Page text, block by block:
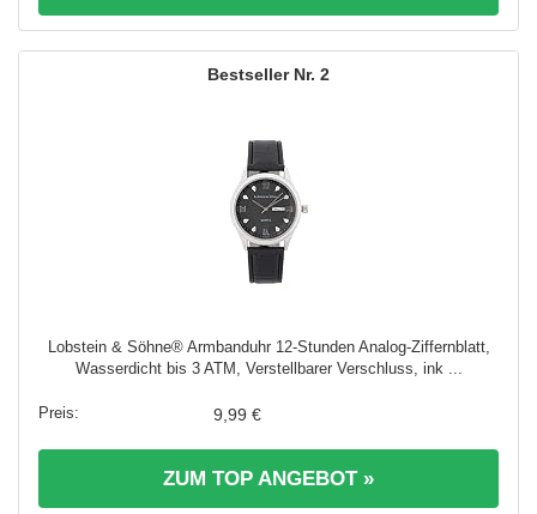
2
Lobstein & Söhne® Armbanduhr 12-Stunden Analog-Ziffernblatt,
Wasserdicht bis 3 ATM, Verstellbarer Verschluss, ink ...
9,99 €
ZUM TOP ANGEBOT »